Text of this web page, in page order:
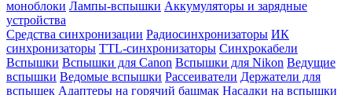
моноблоки Лампы-вспышки Аккумуляторы и зарядные
устройства
Средства синхронизации Радиосинхронизаторы ИК
синхронизаторы TTL-синхронизаторы Синхрокабели
Вспышки Вспышки для Canon Вспышки для Nikon Ведущие
вспышки Ведомые вспышки Рассеиватели Держатели для
вспышек Адаптеры на горячий башмак Насадки на вспышки